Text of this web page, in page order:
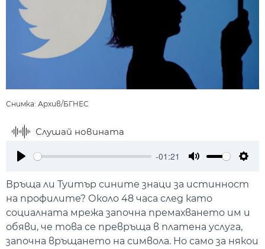
Снимка: Архив/БГНЕС
Слушай новината
-01:21
Връща ли Туитър сините знаци за истинност
на профилите? Около 48 часа след като
социалната мрежа започна премахването им и
обяви, че това се превръща в платена услуга,
започна връщането на символа. Но само за някои